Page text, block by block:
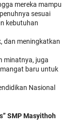
mereka mampu
sesuai
kebutuhan
dan meningkatkan
minatnya, juga
baru untuk
Nasional
SMP Masyithoh